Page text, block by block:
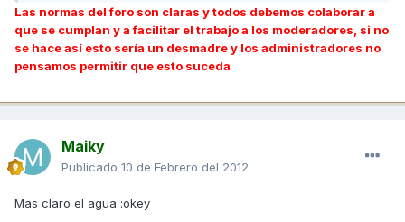
Las normas del foro son claras y todos debemos colaborar a
que se cumplan y a facilitar el trabajo a los moderadores, si no
se hace así esto sería un desmadre y los administradores no
pensamos permitir que esto suceda
Maiky
Publicado 10 de Febrero del 2012
Mas claro el agua :okey